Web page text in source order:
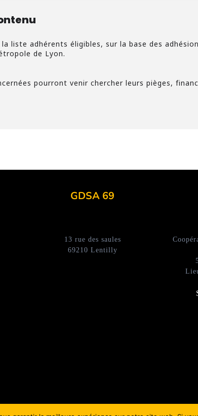
liste adhérents éligibles, sur la base des
de Lyon.
pourront venir chercher leurs pièges,
GDSA 69
13 rue des saules
69210 Lentilly